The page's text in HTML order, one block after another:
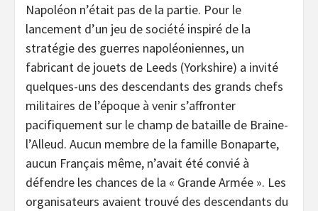
Napoléon n’était pas de la partie. Pour le
lancement d’un jeu de société inspiré de la
stratégie des guerres napoléoniennes, un
fabricant de jouets de Leeds (Yorkshire) a invité
quelques-uns des descendants des grands chefs
militaires de l’époque à venir s’affronter
pacifiquement sur le champ de bataille de Braine-
l’Alleud. Aucun membre de la famille Bonaparte,
aucun Français même, n’avait été convié à
défendre les chances de la « Grande Armée ». Les
organisateurs avaient trouvé des descendants du